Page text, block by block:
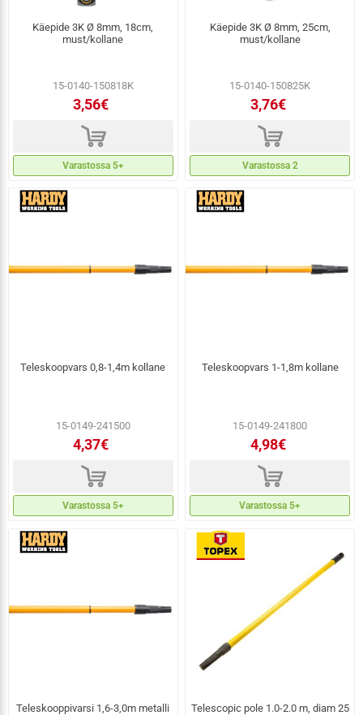
Käepide 3K Ø 8mm, 18cm,
must/kollane
15-0140-150818K
3,56€
d
Varastossa 5+
Käepide 3K Ø 8mm, 25cm,
must/kollane
15-0140-150825K
3,76€
d
Varastossa 2
Teleskoopvars 0,8-1,4m kollane
15-0149-241500
4,37€
d
Varastossa 5+
Teleskoopvars 1-1,8m kollane
15-0149-241800
4,98€
d
Varastossa 5+
Teleskooppivarsi 1,6-3,0m metalli
Telescopic pole 1.0-2.0 m, diam 25